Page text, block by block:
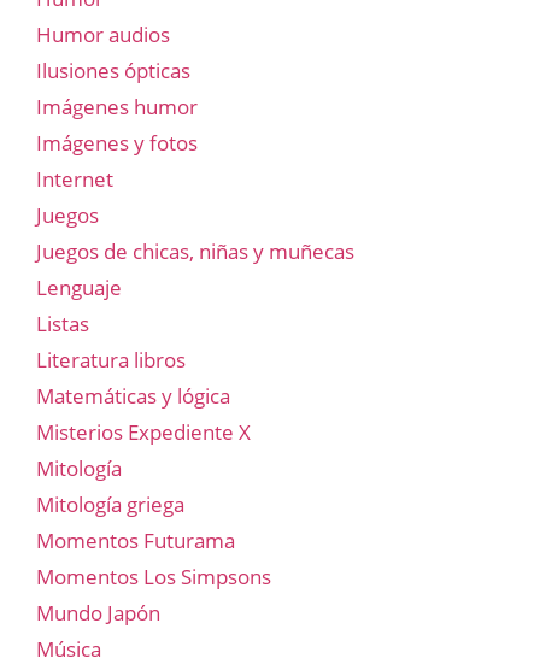
Humor audios
Ilusiones ópticas
Imágenes humor
Imágenes y fotos
Internet
Juegos
Juegos de chicas, niñas y muñecas
Lenguaje
Listas
Literatura libros
Matemáticas y lógica
Misterios Expediente X
Mitología
Mitología griega
Momentos Futurama
Momentos Los Simpsons
Mundo Japón
Música